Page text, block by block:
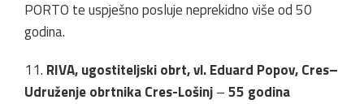
PORTO te uspješno posluje neprekidno više od 50
godina.
11. RIVA, ugostiteljski obrt, vl. Eduard Popov, Cres–
Udruženje obrtnika Cres-Lošinj–55 godina